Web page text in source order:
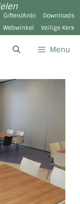
Giften/Anbi
Downloads
Webwinkel
Veilige Kerk
Menu